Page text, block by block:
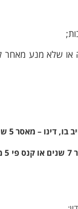
או שלא מנע מאחר
(ב2) נעברה